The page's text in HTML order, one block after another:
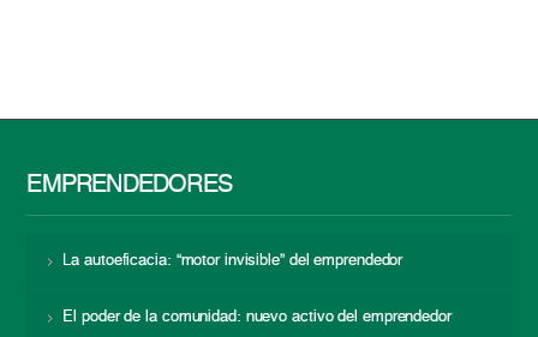
EMPRENDEDORES
La autoeficacia: “motor invisible” del emprendedor
El poder de la comunidad: nuevo activo del emprendedor